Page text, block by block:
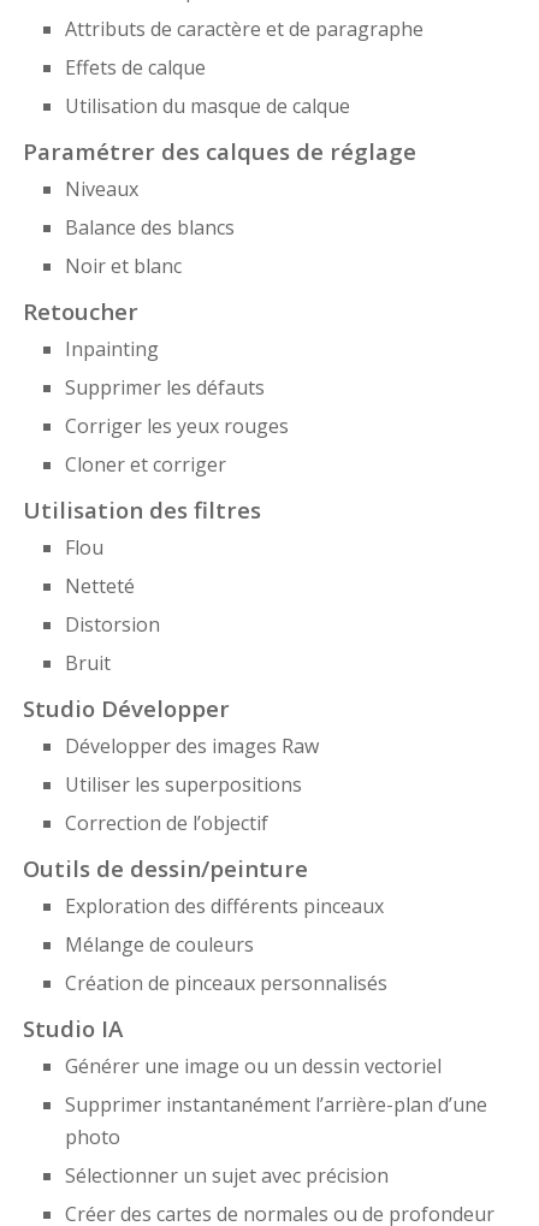
Attributs de caractère et de paragraphe
Effets de calque
Utilisation du masque de calque
Paramétrer des calques de réglage
Niveaux
Balance des blancs
Noir et blanc
Retoucher
Inpainting
Supprimer les défauts
Corriger les yeux rouges
Cloner et corriger
Utilisation des filtres
Flou
Netteté
Distorsion
Bruit
Studio Développer
Développer des images Raw
Utiliser les superpositions
Correction de l’objectif
Outils de dessin/peinture
Exploration des différents pinceaux
Mélange de couleurs
Création de pinceaux personnalisés
Studio IA
Générer une image ou un dessin vectoriel
Supprimer instantanément l’arrière-plan d’une
photo
Sélectionner un sujet avec précision
Créer des cartes de normales ou de profondeur